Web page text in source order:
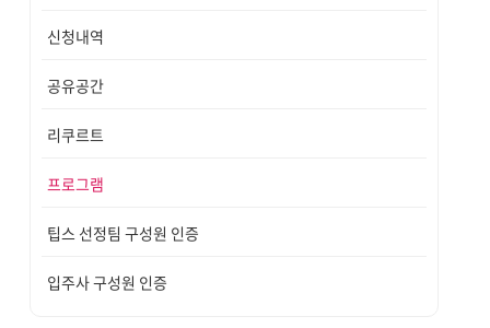
신청내역
공유공간
리쿠르트
프로그램
팁스 선정팀 구성원 인증
입주사 구성원 인증